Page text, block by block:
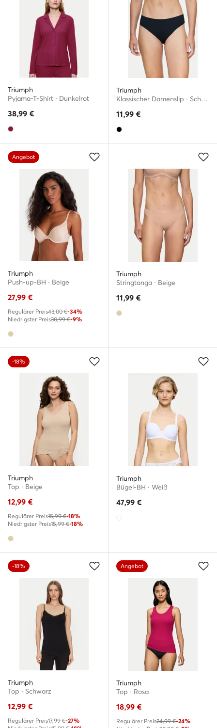
Triumph
Pyjama-T-Shirt · Dunkelrot
38,99 €
Triumph
Klassischer Damenslip · Schwarz
11,99 €
Angebot
Triumph
Push-up-BH · Beige
27,99 €
Regulärer Preis43,00 €-34%
Niedrigster Preis30,99 €-9%
Triumph
Stringtanga · Beige
11,99 €
-18%
Triumph
Top · Beige
12,99 €
Regulärer Preis15,99 €-18%
Niedrigster Preis15,99 €-18%
Triumph
Bügel-BH · Weiß
47,99 €
-18%
Triumph
Top · Schwarz
12,99 €
Regulärer Preis17,99 €-27%
Angebot
Triumph
Top · Rosa
18,99 €
Regulärer Preis24,99 €-24%